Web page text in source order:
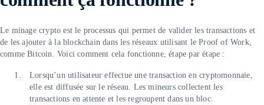
Le minage crypto est le processus qui permet de valider les transactions et
de les ajouter à la blockchain dans les réseaux utilisant le Proof of Work,
comme Bitcoin. Voici comment cela fonctionne, étape par étape :
Lorsqu’un utilisateur effectue une transaction en cryptomonnaie,
elle est diffusée sur le réseau. Les mineurs collectent les
transactions en attente et les regroupent dans un bloc.